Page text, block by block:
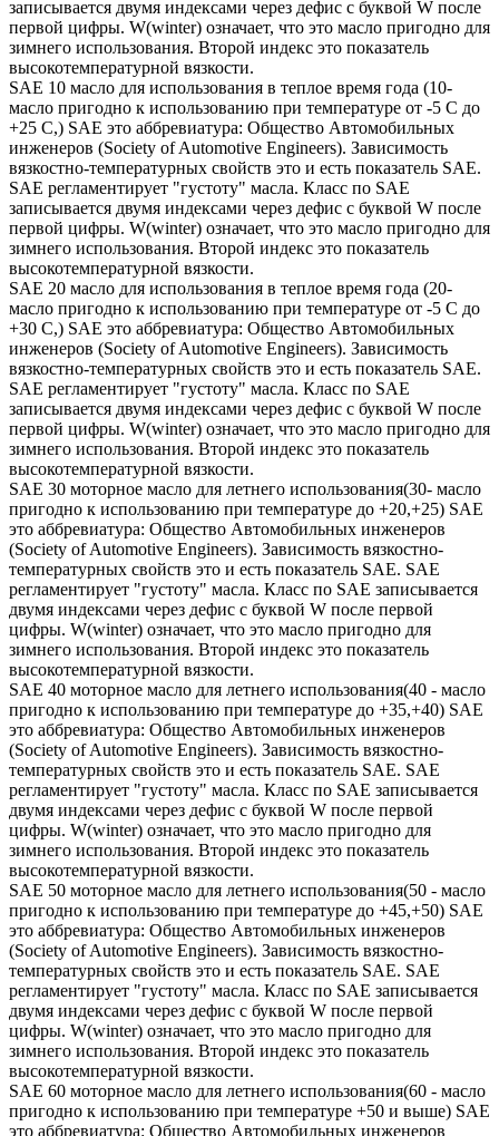
записывается двумя индексами через дефис с буквой W после
первой цифры. W(winter) означает, что это масло пригодно для
зимнего использования. Второй индекс это показатель
высокотемпературной вязкости.
SAE 10 масло для использования в теплое время года (10-
масло пригодно к использованию при температуре от -5 С до
+25 С,) SAE это аббревиатура: Общество Автомобильных
инженеров (Society of Automotive Engineers). Зависимость
вязкостно-температурных свойств это и есть показатель SAE.
SAE регламентирует "густоту" масла. Класс по SAE
записывается двумя индексами через дефис с буквой W после
первой цифры. W(winter) означает, что это масло пригодно для
зимнего использования. Второй индекс это показатель
высокотемпературной вязкости.
SAE 20 масло для использования в теплое время года (20-
масло пригодно к использованию при температуре от -5 С до
+30 С,) SAE это аббревиатура: Общество Автомобильных
инженеров (Society of Automotive Engineers). Зависимость
вязкостно-температурных свойств это и есть показатель SAE.
SAE регламентирует "густоту" масла. Класс по SAE
записывается двумя индексами через дефис с буквой W после
первой цифры. W(winter) означает, что это масло пригодно для
зимнего использования. Второй индекс это показатель
высокотемпературной вязкости.
SAE 30 моторное масло для летнего использования(30- масло
пригодно к использованию при температуре до +20,+25) SAE
это аббревиатура: Общество Автомобильных инженеров
(Society of Automotive Engineers). Зависимость вязкостно-
температурных свойств это и есть показатель SAE. SAE
регламентирует "густоту" масла. Класс по SAE записывается
двумя индексами через дефис с буквой W после первой
цифры. W(winter) означает, что это масло пригодно для
зимнего использования. Второй индекс это показатель
высокотемпературной вязкости.
SAE 40 моторное масло для летнего использования(40 - масло
пригодно к использованию при температуре до +35,+40) SAE
это аббревиатура: Общество Автомобильных инженеров
(Society of Automotive Engineers). Зависимость вязкостно-
температурных свойств это и есть показатель SAE. SAE
регламентирует "густоту" масла. Класс по SAE записывается
двумя индексами через дефис с буквой W после первой
цифры. W(winter) означает, что это масло пригодно для
зимнего использования. Второй индекс это показатель
высокотемпературной вязкости.
SAE 50 моторное масло для летнего использования(50 - масло
пригодно к использованию при температуре до +45,+50) SAE
это аббревиатура: Общество Автомобильных инженеров
(Society of Automotive Engineers). Зависимость вязкостно-
температурных свойств это и есть показатель SAE. SAE
регламентирует "густоту" масла. Класс по SAE записывается
двумя индексами через дефис с буквой W после первой
цифры. W(winter) означает, что это масло пригодно для
зимнего использования. Второй индекс это показатель
высокотемпературной вязкости.
SAE 60 моторное масло для летнего использования(60 - масло
пригодно к использованию при температуре +50 и выше) SAE
это аббревиатура: Общество Автомобильных инженеров